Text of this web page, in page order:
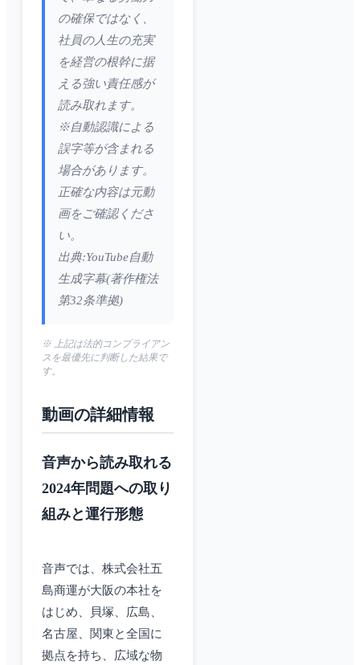
の確保ではなく、
社員の人生の充実
を経営の根幹に据
える強い責任感が
読み取れます。
※自動認識による
誤字等が含まれる
場合があります。
正確な内容は元動
画をご確認くださ
い。
出典:YouTube自動
生成字幕(著作権法
第32条準拠)
※ 上記は法的コンプライアン
スを最優先に判断した結果で
す。
動画の詳細情報
音声から読み取れる
2024年問題への取り
組みと運行形態
音声では、株式会社五
島商運が大阪の本社を
はじめ、貝塚、広島、
名古屋、関東と全国に
拠点を持ち、広域な物